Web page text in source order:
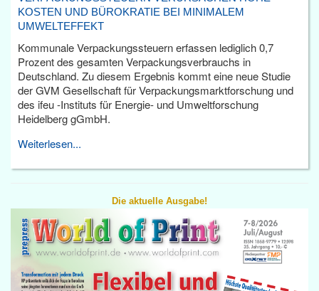
KOSTEN UND BÜROKRATIE BEI MINIMALEM
UMWELTEFFEKT
Kommunale Verpackungssteuern erfassen lediglich 0,7
Prozent des gesamten Verpackungsverbrauchs in
Deutschland. Zu diesem Ergebnis kommt eine neue Studie
der GVM Gesellschaft für Verpackungsmarktforschung und
des ifeu -Instituts für Energie- und Umweltforschung
Heidelberg gGmbH.
Weiterlesen...
Die aktuelle Ausgabe!